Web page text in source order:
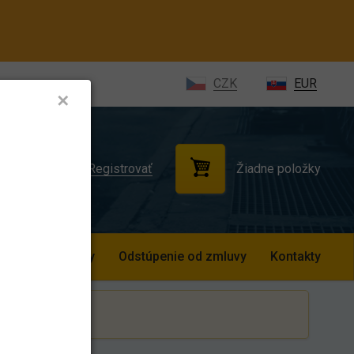
CZK EUR
Registrovať Žiadne položky
podmienky Odstúpenie od zmluvy Kontakty
✕